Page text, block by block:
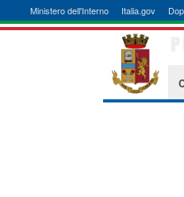
Ministero dell'Interno Italia.gov